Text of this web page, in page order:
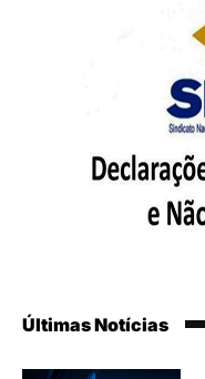
Últimas Notícias